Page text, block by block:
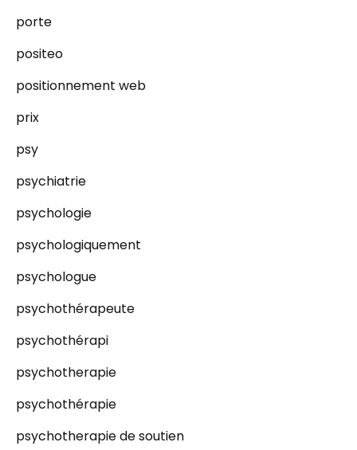
porte
positeo
positionnement web
prix
psy
psychiatrie
psychologie
psychologiquement
psychologue
psychothérapeute
psychothérapi
psychotherapie
psychothérapie
psychotherapie de soutien